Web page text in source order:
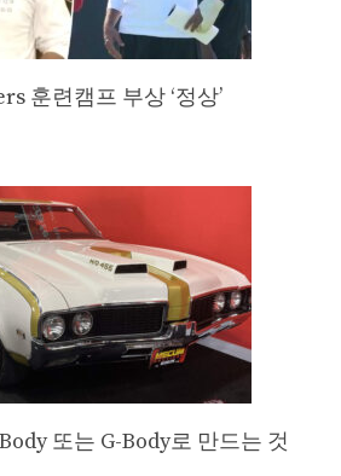
훈련캠프 부상 ‘정상’
또는 G-Body로 만드는 것